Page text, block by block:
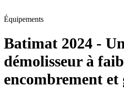
Équipements
Batimat 2024 -
démolisseur à
encombrement